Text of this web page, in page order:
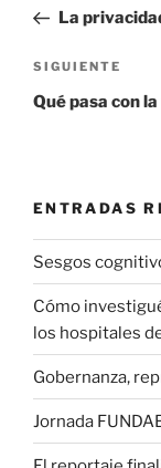
entradas
anterior:
La
Siguiente
entrada
SIGUIENTE
Qué pasa con
ENTRADAS
Sesgos
Cómo
los hospitales
Gobernanza,
Jornada